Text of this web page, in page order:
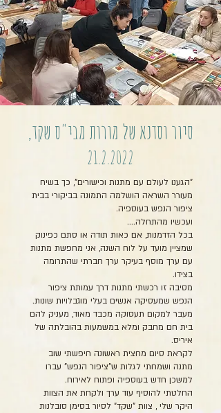
סיור וסדנא של מורות מבי"ס שקד,
21.2.2022
"הגענו לעולם עם מתנות וכישורים", כך בשיח
מעורר השראה הושלמה התמונה בביקורי בבית
ציפור הנפש בעוספיה.
ועכשיו מהתחלה....
בכל הזדמנות, אם כאות תודה או סתם כפינוק
שמציין מועד על לוח השנה, אני מחפשת מתנות
עם ערך מוסף בעיקר ערך חברתי שהתרומה
בצידו.
מסיבה זו רכשתי מתנות דרך עמותת ציפור
הנפש שמעסיקה אנשים בעלי מוגבלויות שונות.
מעבר למקום תעסוקה מכבד מאוד, מעניק להם
בית חם מחבק ומלא במשמעות בהובלתה של
איריס.
לקראת סיום מחצית ראשונה חיפשתי שוב
מתנה ושמחתי לגלות ש"ציפור הנפש" עברו
למשכן חדש בעוספיה ופתוח לאירוח.
החלטתי להוסיף עוד ערך ולקחת את הצוות
היקר שלי , צוות "שקד" לסיור בסימן סובלנות